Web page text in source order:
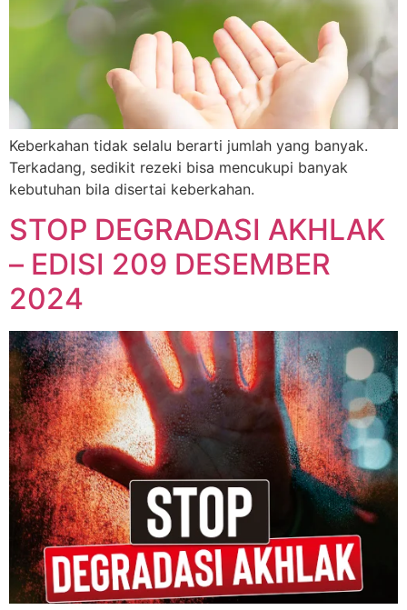
Keberkahan tidak selalu berarti jumlah yang banyak.
Terkadang, sedikit rezeki bisa mencukupi banyak
kebutuhan bila disertai keberkahan.
STOP DEGRADASI AKHLAK
– EDISI 209 DESEMBER
2024